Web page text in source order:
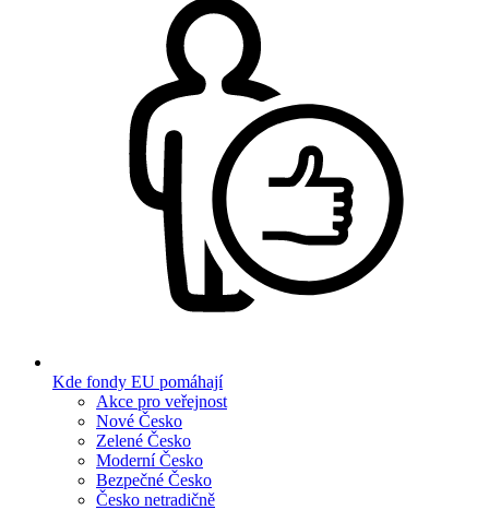
Kde fondy EU pomáhají
Akce pro veřejnost
Nové Česko
Zelené Česko
Moderní Česko
Bezpečné Česko
Česko netradičně